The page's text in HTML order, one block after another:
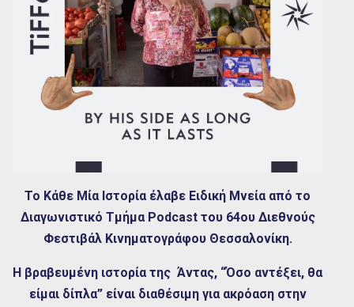
Το Κάθε Μία Ιστορία έλαβε Ειδική Μνεία από το
Διαγωνιστικό Τμήμα Podcast του 64ου Διεθνούς
Φεστιβάλ Κινηματογράφου Θεσσαλονίκη.
Η βραβευμένη ιστορία της Άντας, “Όσο αντέξει, θα
είμαι δίπλα” είναι διαθέσιμη για ακρόαση στην